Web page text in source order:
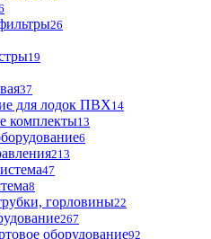
26
19
37
для лодок ПВХ14
комплекты13
6
213
47
8
горловины22
267
оборудование92